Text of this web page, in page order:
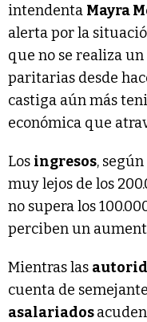
intendenta Mayra
alerta por la
que no se realiza
paritarias desde
castiga aún más
económica que
Los ingresos,
muy lejos de los
no supera los
perciben un
Mientras las
cuenta de
asalariados